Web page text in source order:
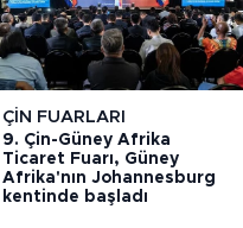
ÇIN FUARLARI
9. Çin-Güney Afrika
Ticaret Fuarı, Güney
Afrika'nın Johannesburg
kentinde başladı